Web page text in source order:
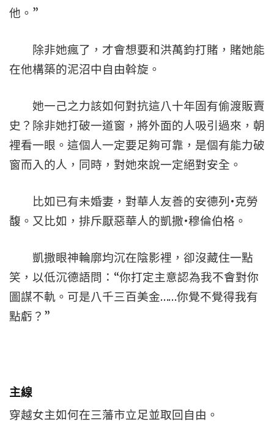
他。”
除非她瘋了，才會想要和洪萬鈞打賭，賭她能
在他構築的泥沼中自由斡旋。
她一己之力該如何對抗這八十年固有偷渡販賣
史？除非她打破一道窗，將外面的人吸引過來，朝
裡看一眼。這個人一定要足夠可靠，是個有能力破
窗而入的人，同時，對她來說一定絕對安全。
比如已有未婚妻，對華人友善的安德列•克勞
馥。又比如，排斥厭惡華人的凱撒•穆倫伯格。
凱撒眼神輪廓均沉在陰影裡，卻沒藏住一點
笑，以低沉德語問：“你打定主意認為我不會對你
圖謀不軌。可是八千三百美金……你覺不覺得我有
點虧？”
主線
穿越女主如何在三藩市立足並取回自由。